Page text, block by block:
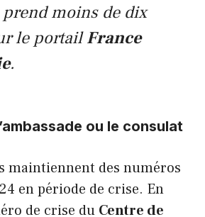
moins de dix
le portailFrance
.
ou le consulat
maintiennent des numéros
en période de crise. En
de crise du Centre de